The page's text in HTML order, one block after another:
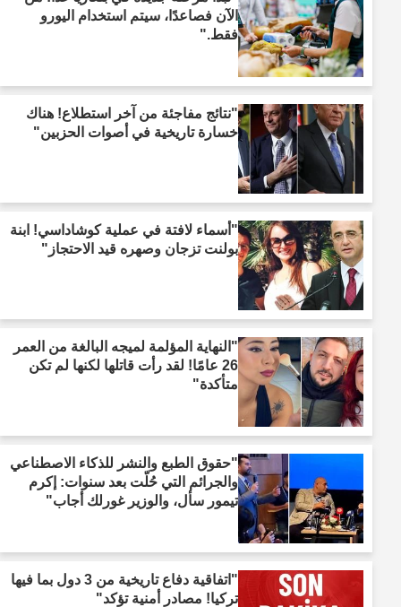
الآن فصاعدًا، سيتم استخدام اليورو
فقط."
"نتائج مفاجئة من آخر استطلاع! هناك
خسارة تاريخية في أصوات الحزبين"
"أسماء لافتة في عملية كوشاداسي! ابنة
بولنت تزجان وصهره قيد الاحتجاز"
"النهاية المؤلمة لميجه البالغة من العمر
26 عامًا! لقد رأت قاتلها لكنها لم تكن
متأكدة"
"حقوق الطبع والنشر للذكاء الاصطناعي
والجرائم التي حُلّت بعد سنوات: إكرم
تيمور سأل، والوزير غورلك أجاب"
"اتفاقية دفاع تاريخية من 3 دول بما فيها
تركيا! مصادر أمنية تؤكد"